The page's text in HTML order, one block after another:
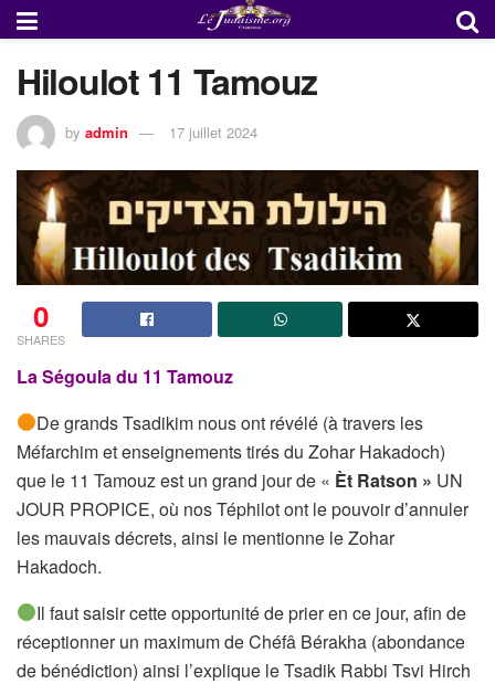
Hiloulot 11 Tamouz
by admin 17 juillet 2024
0
SHARES
La Ségoula du 11 Tamouz
De grands Tsadikim nous ont révélé (à travers les
Méfarchim et enseignements tirés du Zohar Hakadoch)
que le 11 Tamouz est un grand jour de « Èt Ratson » UN
JOUR PROPICE, où nos Téphilot ont le pouvoir d’annuler
les mauvais décrets, ainsi le mentionne le Zohar
Hakadoch.
Il faut saisir cette opportunité de prier en ce jour, afin de
réceptionner un maximum de Chéfâ Bérakha (abondance
de bénédiction) ainsi l’explique le Tsadik Rabbi Tsvi Hirch